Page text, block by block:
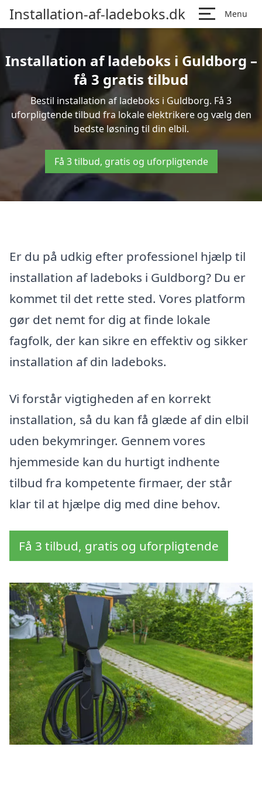
Installation-af-ladeboks.dk Menu
Installation af ladeboks i Guldborg –
få 3 gratis tilbud
Bestil installation af ladeboks i Guldborg. Få 3
uforpligtende tilbud fra lokale elektrikere og vælg den
bedste løsning til din elbil.
Få 3 tilbud, gratis og uforpligtende
Er du på udkig efter professionel hjælp til
installation af ladeboks i Guldborg? Du er
kommet til det rette sted. Vores platform
gør det nemt for dig at finde lokale
fagfolk, der kan sikre en effektiv og sikker
installation af din ladeboks.
Vi forstår vigtigheden af en korrekt
installation, så du kan få glæde af din elbil
uden bekymringer. Gennem vores
hjemmeside kan du hurtigt indhente
tilbud fra kompetente firmaer, der står
klar til at hjælpe dig med dine behov.
Få 3 tilbud, gratis og uforpligtende